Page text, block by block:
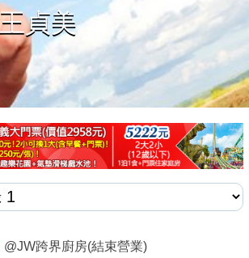
王貞美
@JW跨界廚房(結束營業)